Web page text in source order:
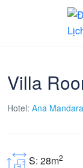
Villa
Hotel: Ana
S: 28m2